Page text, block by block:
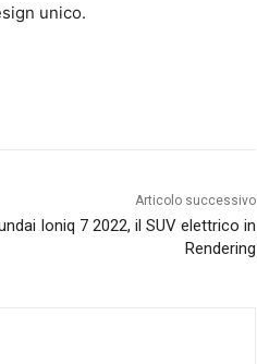
unico.
Articolo successivo
Ioniq 7 2022, il SUV elettrico in
Rendering